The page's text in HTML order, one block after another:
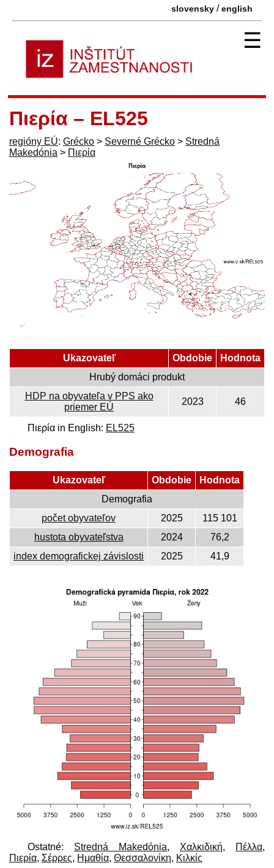
slovensky /english
☰
Πιερία – EL525
regióny EÚ: Grécko > Severné Grécko > Stredná
Makedónia > Πιερία
Ukazovateľ Obdobie
Hodnota
Hrubý domáci produkt
HDP na obyvateľa v PPS ako
priemer EÚ
2023 46
Πιερία in English: EL525
Demografia
Ukazovateľ Obdobie
Hodnota
Demografia
počet obyvateľov
2025
115 101
hustota obyvateľstva
2024
76,2
index demografickej závislosti
2025 41,9
Ostatné: Stredná Makedónia, Χαλκιδική, Πέλλα,
Πιερία, Σέρρες, Ημαθία, Θεσσαλονίκη, Κιλκίς